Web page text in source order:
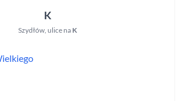
K
Szydłów, ulice na K